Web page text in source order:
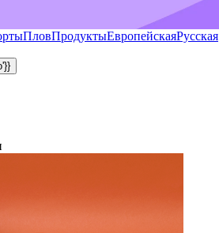
ПловПродуктыЕвропейскаяРусская